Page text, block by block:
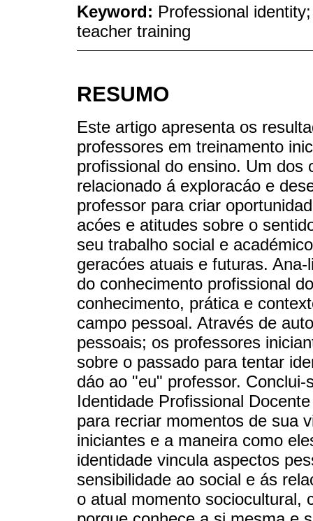
Keyword: Professional
teacher training
RESUMO
Este artigo apresenta os
professores em treinamento
profissional do ensino. Um dos
relacionado á exploracáo e
professor para criar
acóes e atitudes sobre o
seu trabalho social e
geracóes atuais e futuras.
do conhecimento profissional
conhecimento, prática e
campo pessoal. Através de
pessoais; os professores
sobre o passado para tentar
dáo ao "eu" professor.
Identidade Profissional
para recriar momentos de sua
iniciantes e a maneira como
identidade vincula aspectos
sensibilidade ao social e ás
o atual momento sociocultural,